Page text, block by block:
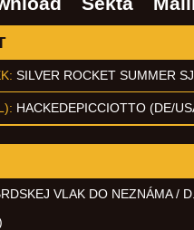
: SILVER ROCKET SUMMER
: HACKEDEPICCIOTTO (DE/
VLAK DO NEZNÁMA /